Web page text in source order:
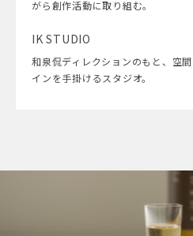
がら創作活動に取り組む。
IK STUDIO
和泉侃ディレクションのもと、空
インを手掛けるスタジオ。